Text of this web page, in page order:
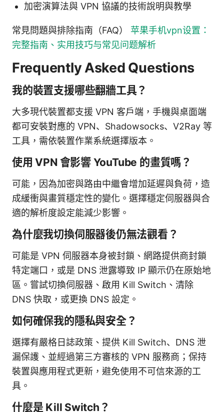
加密演算法與 VPN 協議的技術說明與教學
常見問題與排除指南（FAQ） 苹果手机vpn设置：
完整指南、实用技巧与常见问题解析
Frequently Asked Questions
我的裝置支援哪些翻牆工具？
大多現代裝置都支援 VPN 客戶端，手機與桌面端
都可安裝對應的 VPN、Shadowsocks、V2Ray 等
工具，需依裝置作業系統選擇版本。
使用 VPN 會影響 YouTube 的畫質嗎？
可能，因為加密與路由中繼會增加延遲與負荷，造
成緩衝與畫質穩定性的變化。選擇穩定伺服器與合
適的解析度設定能減少影響。
為什麼我切換伺服器後仍無法觀看？
可能是 VPN 伺服器本身被封鎖、網路提供商封鎖
特定端口，或是 DNS 泄露導致 IP 顯示仍在原始地
區。嘗試切換伺服器、啟用 Kill Switch、清除
DNS 快取，或更換 DNS 設定。
如何確保我的隱私與安全？
選擇有嚴格日誌政策、提供 Kill Switch、DNS 泄
漏保護、並經過第三方審核的 VPN 服務商；保持
裝置與應用程式更新，避免使用不可信來源的工
具。
什麼是 Kill Switch？